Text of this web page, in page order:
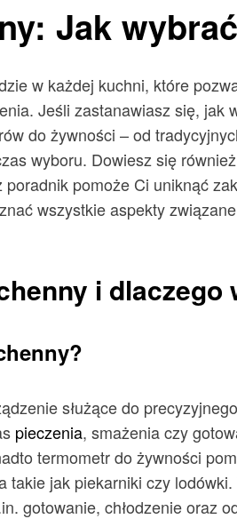
Jak
w każdej kuchni, które
Jeśli zastanawiasz się,
do żywności – od
wyboru. Dowiesz się
pomoże Ci uniknąć
wszystkie aspekty
i dlaczego
służące do
pieczenia, smażenia czy
termometr do żywności
takie jak piekarniki czy
gotowanie, chłodzenie oraz